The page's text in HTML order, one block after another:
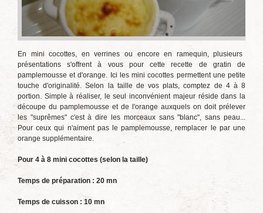
En mini cocottes, en verrines ou encore en ramequin, plusieurs
présentations s'offrent à vous pour cette recette de gratin de
pamplemousse et d'orange. Ici les mini cocottes permettent une petite
touche d'originalité. Selon la taille de vos plats, comptez de 4 à 8
portion. Simple à réaliser, le seul inconvénient majeur réside dans la
découpe du pamplemousse et de l'orange auxquels on doit prélever
les "suprêmes" c'est à dire les morceaux sans "blanc", sans peau...
Pour ceux qui n'aiment pas le pamplemousse, remplacer le par une
orange supplémentaire.
Pour 4 à 8 mini cocottes (selon la taille)
Temps de préparation : 20 mn
Temps de cuisson : 10 mn